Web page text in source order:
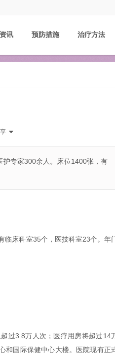
讯 预防措施 治疗方法
专家300余人。床位1400张，有
床科室35个，医技科室23个。年
过3.8万人次；医疗用房将超过14
和国际保健中心大楼。医院现有正